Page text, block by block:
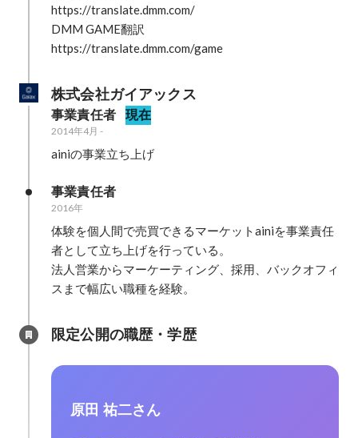
https://translate.dmm.com/
DMM GAME翻訳
https://translate.dmm.com/game
株式会社ガイアックス
事業責任者 現在
2014年4月 -
ainiの事業立ち上げ
事業責任者
2016年
体験を個人間で売買できるマーケットainiを事業責任
者として立ち上げを行っている。
法人営業からマーケーティング、採用、バックオフィ
スまで幅広い職種を経験。
限定公開の職歴・学歴
原田 祐二さん